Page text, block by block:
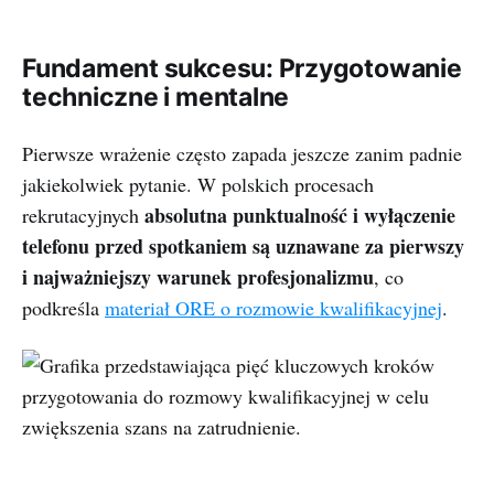
Fundament sukcesu: Przygotowanie
techniczne i mentalne
Pierwsze wrażenie często zapada jeszcze zanim padnie
jakiekolwiek pytanie. W polskich procesach
rekrutacyjnych absolutna punktualność i wyłączenie
telefonu przed spotkaniem są uznawane za pierwszy
i najważniejszy warunek profesjonalizmu, co
podkreśla materiał ORE o rozmowie kwalifikacyjnej.